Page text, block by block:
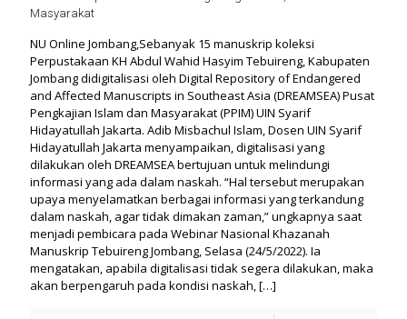
Masyarakat
NU Online Jombang,Sebanyak 15 manuskrip koleksi
Perpustakaan KH Abdul Wahid Hasyim Tebuireng, Kabupaten
Jombang didigitalisasi oleh Digital Repository of Endangered
and Affected Manuscripts in Southeast Asia (DREAMSEA) Pusat
Pengkajian Islam dan Masyarakat (PPIM) UIN Syarif
Hidayatullah Jakarta. Adib Misbachul Islam, Dosen UIN Syarif
Hidayatullah Jakarta menyampaikan, digitalisasi yang
dilakukan oleh DREAMSEA bertujuan untuk melindungi
informasi yang ada dalam naskah. “Hal tersebut merupakan
upaya menyelamatkan berbagai informasi yang terkandung
dalam naskah, agar tidak dimakan zaman,” ungkapnya saat
menjadi pembicara pada Webinar Nasional Khazanah
Manuskrip Tebuireng Jombang, Selasa (24/5/2022). Ia
mengatakan, apabila digitalisasi tidak segera dilakukan, maka
akan berpengaruh pada kondisi naskah,[…]